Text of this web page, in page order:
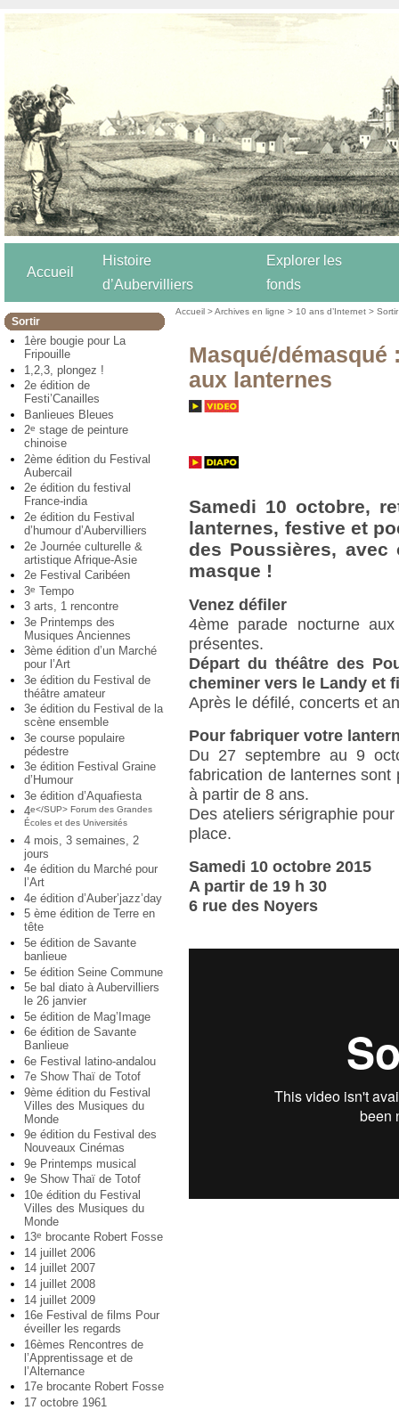
Accueil
Histoire
d’Aubervilliers
Explorer les
fonds
Sortir
1ère bougie pour La
Fripouille
1,2,3, plongez !
2e édition de
Festi’Canailles
Banlieues Bleues
2e stage de peinture
chinoise
2ème édition du Festival
Aubercail
2e édition du festival
France-india
2e édition du Festival
d’humour d’Aubervilliers
2e Journée culturelle &
artistique Afrique-Asie
2e Festival Caribéen
3e Tempo
3 arts, 1 rencontre
3e Printemps des
Musiques Anciennes
3ème édition d’un Marché
pour l’Art
3e édition du Festival de
théâtre amateur
3e édition du Festival de la
scène ensemble
3e course populaire
pédestre
3e édition Festival Graine
d’Humour
3e édition d’Aquafiesta
4e</SUP> Forum des Grandes
Écoles et des Universités
4 mois, 3 semaines, 2
jours
4e édition du Marché pour
l’Art
4e édition d’Auber’jazz’day
5 ème édition de Terre en
tête
5e édition de Savante
banlieue
5e édition Seine Commune
5e bal diato à Aubervilliers
le 26 janvier
5e édition de Mag’Image
6e édition de Savante
Banlieue
6e Festival latino-andalou
7e Show Thaï de Totof
9ème édition du Festival
Villes des Musiques du
Monde
9e édition du Festival des
Nouveaux Cinémas
9e Printemps musical
9e Show Thaï de Totof
10e édition du Festival
Villes des Musiques du
Monde
13e
brocante Robert Fosse
14 juillet 2006
14 juillet 2007
14 juillet 2008
14 juillet 2009
16e Festival de films Pour
éveiller les regards
16èmes Rencontres de
l’Apprentissage et de
l’Alternance
17e brocante Robert Fosse
17 octobre 1961
Accueil >Archives en ligne > 10 ans d’Internet >Sortir
Masqué/démasqué
aux lanternes
Samedi 10 octobre,
lanternes, festive et
des Poussières,
masque !
Venez défiler
4ème parade nocturne
présentes.
Départ du théâtre des
cheminer vers le Landy et
Après le défilé, concerts et
Pour fabriquer votre
Du 27 septembre au 9
fabrication de lanternes
à partir de 8 ans.
Des ateliers sérigraphie
place.
Samedi 10 octobre 2015
A partir de 19 h 30
6 rue des Noyers